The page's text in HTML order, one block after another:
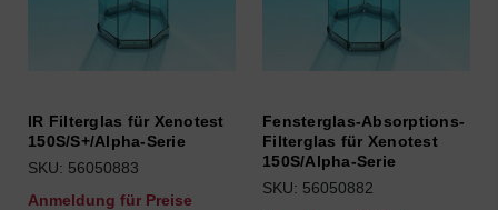
IR Filterglas für Xenotest
150S/S+/Alpha-Serie
SKU: 56050883
Anmeldung für Preise
Fensterglas-Absorptions-
Filterglas für Xenotest
150S/Alpha-Serie
SKU: 56050882